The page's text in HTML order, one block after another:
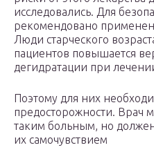
исследовались. Для
рекомендовано
Люди старческого
пациентов повышается
дегидратации при
Поэтому для них
предосторожности. Врач
таким больным, но
их самочувствием